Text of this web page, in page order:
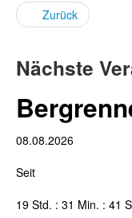
Zurück
Nächste
08.08.2026
Seit
19 Std. : 31 Min. : 41